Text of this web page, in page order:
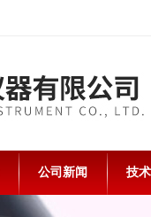
公司新闻 技